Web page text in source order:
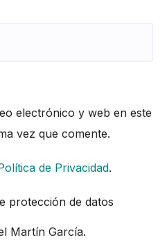
electrónico y web en este
vez que comente.
de Privacidad.
protección de datos
Martín García.